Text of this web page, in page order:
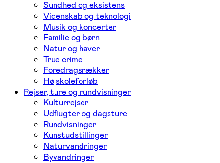
Sundhed og eksistens
Videnskab og teknologi
Musik og koncerter
Familie og børn
Natur og haver
True crime
Foredragsrækker
Højskoleforløb
Rejser, ture og rundvisninger
Kulturrejser
Udflugter og dagsture
Rundvisninger
Kunstudstillinger
Naturvandringer
Byvandringer